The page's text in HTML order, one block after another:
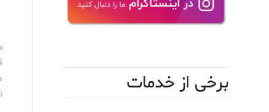
برخی از خدمات